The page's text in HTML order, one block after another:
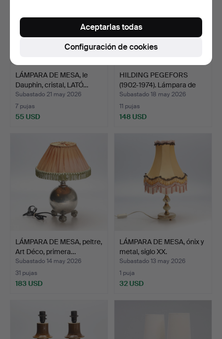
LÁMPARA DE MESA, le
Dauphin, cristal, LATÓ…
Subastado 21 may 2026
7 pujas
55 USD
HILDING PEGEFORS
(1902-1974). Lámpara de
m…
Subastado 18 may 2026
11 pujas
148 USD
LÁMPARA DE MESA, peltre,
Art Déco, primera…
Subastado 14 may 2026
31 pujas
183 USD
LÁMPARA DE MESA, ónix y
metal, siglo XX.
Subastado 13 may 2026
1 puja
32 USD
Configuración de cookies
Aceptarlas todas